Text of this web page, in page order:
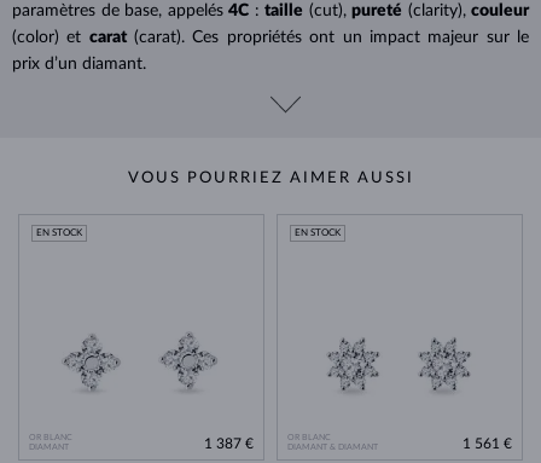
paramètres de base, appelés 4C : taille (cut), pureté (clarity), couleur
(color) et carat (carat). Ces propriétés ont un impact majeur sur le
prix d’un diamant.
VOUS POURRIEZ AIMER AUSSI
OR BLANC
DIAMANT
EN STOCK
1 387 €
OR BLANC
DIAMANT & DIAMANT
EN STOCK
1 561 €